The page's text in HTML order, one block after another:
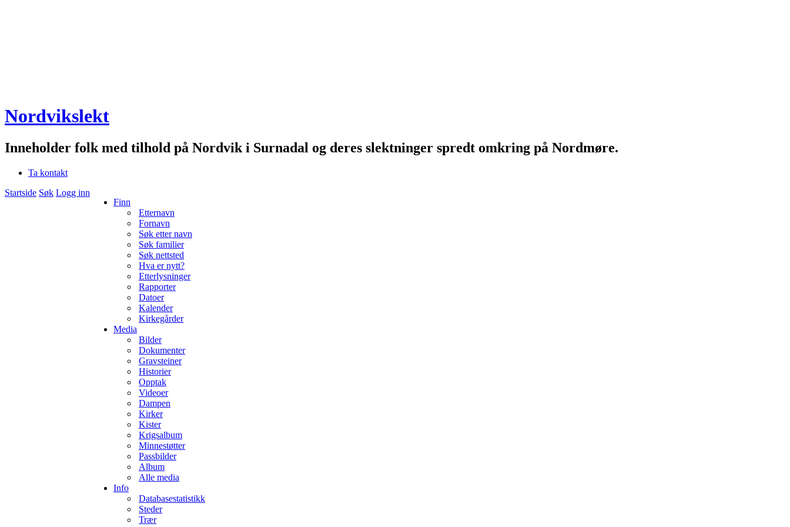
Nordvikslekt
Inneholder folk med tilhold på Nordvik i Surnadal og deres slektninger spredt omkring på Nordmøre.
Ta kontakt
Startside Søk Logg inn
Finn
Etternavn
Fornavn
Søk etter navn
Søk familier
Søk nettsted
Hva er nytt?
Etterlysninger
Rapporter
Datoer
Kalender
Kirkegårder
Media
Bilder
Dokumenter
Gravsteiner
Historier
Opptak
Videoer
Dampen
Kirker
Kister
Krigsalbum
Minnestøtter
Passbilder
Album
Alle media
Info
Databasestatistikk
Steder
Trær